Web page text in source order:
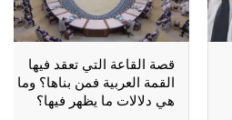
قصة القاعة التي تعقد فيها
القمة العربية فمن بناها؟ وما
هي دلالات ما يظهر فيها؟